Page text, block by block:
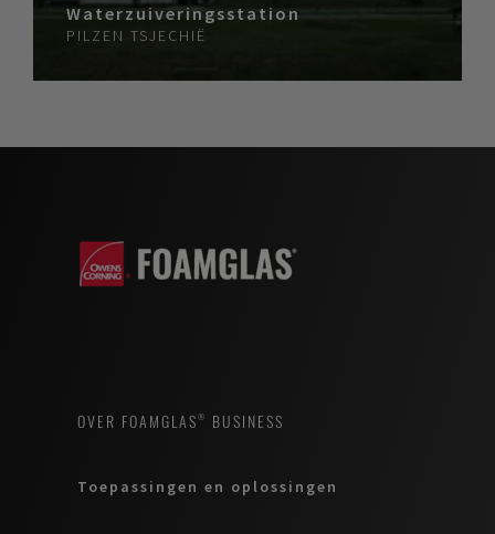
Waterzuiveringsstation
PILZEN TSJECHIË
OVER FOAMGLAS® BUSINESS
Toepassingen en oplossingen